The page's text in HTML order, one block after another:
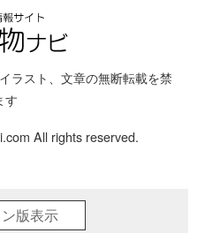
ラスト、文章の無断転載を禁
す
All rights reserved.
版表示